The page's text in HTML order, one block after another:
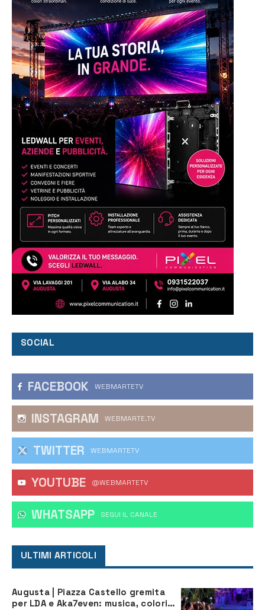
SOCIAL
FACEBOOK WEBMARTETV
INSTAGRAM WEBMARTE.TV
TWITTER WEBMARTETV
YOUTUBE @WEBMARTETV
WHATSAPP ‎SEGUI IL CANALE
ULTIMI ARTICOLI
Augusta | Piazza Castello gremita
per LDA e Aka7even: musica, colori